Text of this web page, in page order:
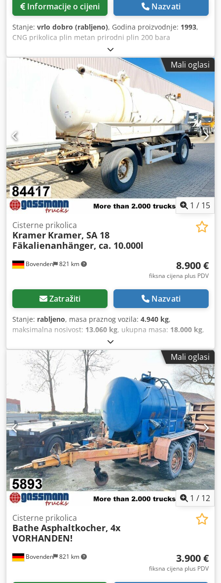
Informacije o cijeni Nazvati
Stanje: vrlo dobro (rabljeno), Godina proizvodnje: 1993,
CNG prikolica plin metan prirodni plin 200 bara
Proizvođač: SAMRO Godina: 1993 Chedot D Aptspfx Agksa
Težina: 6900 kg Imamo i druge spremnike za LIN, LOX, LAR,
LNG i CO2, Argon, Kisik, Dušik i Ugljični dioksid, Vodik,
Metan Rado ćemo vam ponuditi ili dati dodatne
informacije o drugim posudama pod pritiskom.
Kontaktirajte nas telefonom ili e-poštom.
Mali oglasi
1 / 15
Bovenden 821 km
Cisterne prikolica
Kramer Kramer, SA 18
Fäkalienanhänger, ca. 10.000l
8.900 €
fiksna cijena plus PDV
Zatražiti Nazvati
Stanje: rabljeno, masa praznog vozila: 4.940 kg,
maksimalna nosivost: 13.060 kg, ukupna masa: 18.000 kg,
2 osovine
volumen tovarnog prostora:10 m³, ovjes:čelik, dimenzija
gume:385/65R22.5, boja:bijela , prijeđeni kilometri:1.001
, vrsta prijenosa:drugo, vozačeva kabina: drugo,
Oprema:ABS
Mali oglasi
1 / 12
Bovenden 821 km
Cisterne prikolica
Bathe Asphaltkocher, 4x
VORHANDEN!
3.900 €
fiksna cijena plus PDV